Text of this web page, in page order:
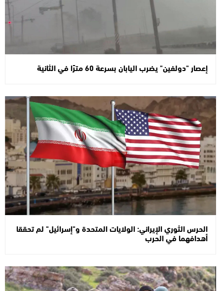
إعصار "دولفين" يضرب اليابان بسرعة 60 مترًا في الثانية
الحرس الثوري الإيراني: الولايات المتحدة و"إسرائيل" لم تحققا
أهدافهما في الحرب